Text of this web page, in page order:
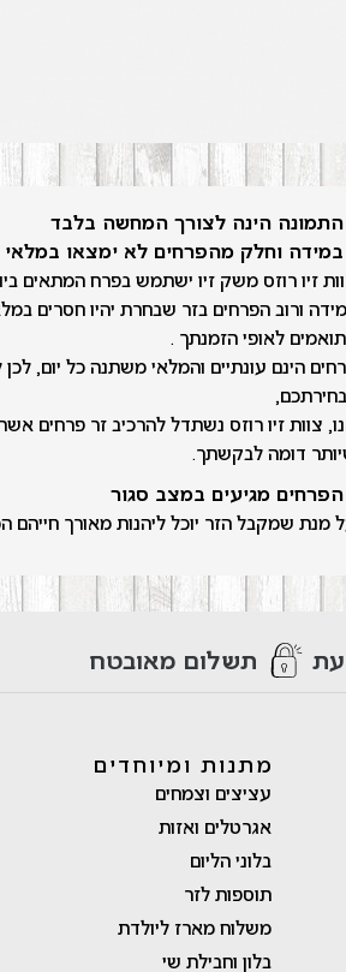
הינה לצורך המחשה בלבד
וחלק מהפרחים לא ימצאו במלאי
זיו רוזס משק זיו ישתמש בפרח המתאים
ורוב הפרחים בזר שבחרת יהיו חסרים
לאופי הזמנתך .
הינם עונתיים והמלאי משתנה כל יום,
צוות זיו רוזס נשתדל להרכיב זר פרחים
דומה לבקשתך.
מגיעים במצב סגור
מנת שמקבל הזר יוכל ליהנות מאורך חייהם
עת תשלום מאובטח
מתנות ומיוחדים
עציצים וצמחים
אגרטלים ואזות
בלוני הליום
תוספות לזר
משלוח מארז ליולדת
בלון וחבילת שי